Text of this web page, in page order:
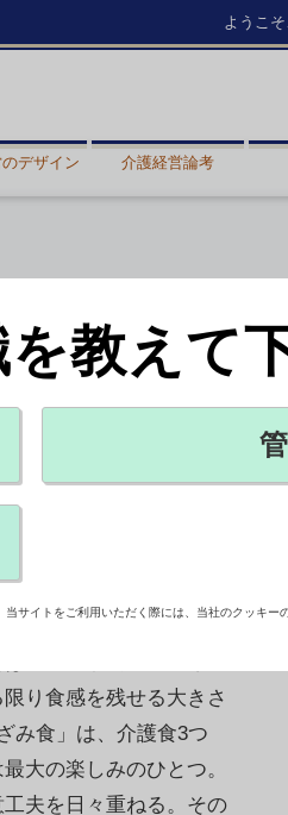
ようこ
デザイン 介護経営論考
パレット
らベネッセグループ
「ソフト食」「ミキ
り食感を残せる大きさ
み食」は、介護食3つ
大の楽しみのひとつ。
夫を日々重ねる。その
教えて
サイトをご利用いただく際には、当社のクッキー